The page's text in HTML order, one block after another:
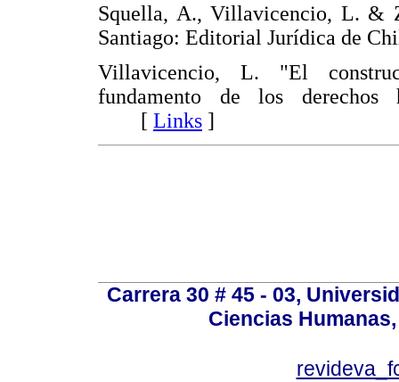
Squella, A., Villavicencio, L. &
Santiago: Editorial Jurídica
Villavicencio, L. "El
fundamento de los derechos
[ Links ]
Carrera 30 # 45 - 03,
Ciencias